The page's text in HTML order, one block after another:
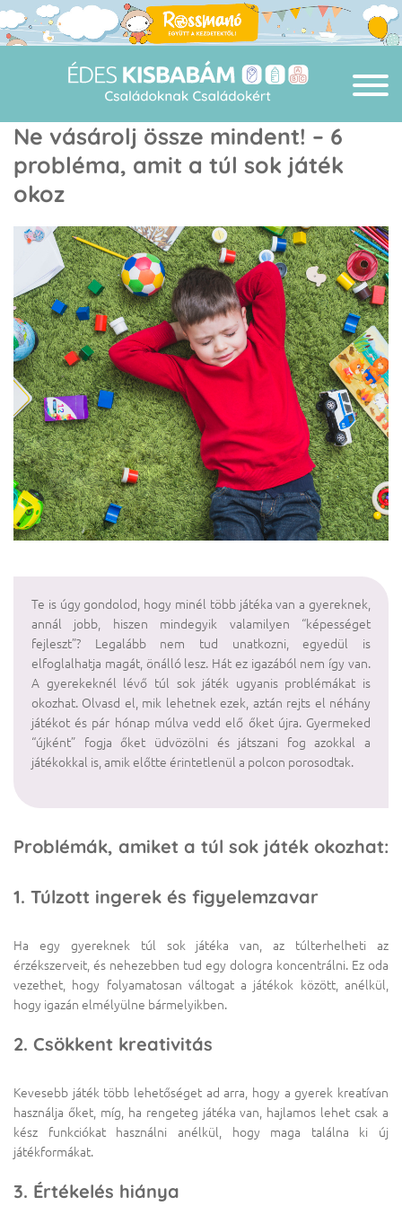
Ne vásárolj össze mindent! – 6
probléma, amit a túl sok játék
okoz
Te is úgy gondolod, hogy minél több játéka van a gyereknek,
annál jobb, hiszen mindegyik valamilyen “képességet
fejleszt”? Legalább nem tud unatkozni, egyedül is
elfoglalhatja magát, önálló lesz. Hát ez igazából nem így van.
A gyerekeknél lévő túl sok játék ugyanis problémákat is
okozhat. Olvasd el, mik lehetnek ezek, aztán rejts el néhány
játékot és pár hónap múlva vedd elő őket újra. Gyermeked
“újként” fogja őket üdvözölni és játszani fog azokkal a
játékokkal is, amik előtte érintetlenül a polcon porosodtak.
Problémák, amiket a túl sok játék okozhat:
1. Túlzott ingerek és figyelemzavar
Ha egy gyereknek túl sok játéka van, az túlterhelheti az
érzékszerveit, és nehezebben tud egy dologra koncentrálni. Ez oda
vezethet, hogy folyamatosan váltogat a játékok között, anélkül,
hogy igazán elmélyülne bármelyikben.
2. Csökkent kreativitás
Kevesebb játék több lehetőséget ad arra, hogy a gyerek kreatívan
használja őket, míg, ha rengeteg játéka van, hajlamos lehet csak a
kész funkciókat használni anélkül, hogy maga találna ki új
játékformákat.
3. Értékelés hiánya